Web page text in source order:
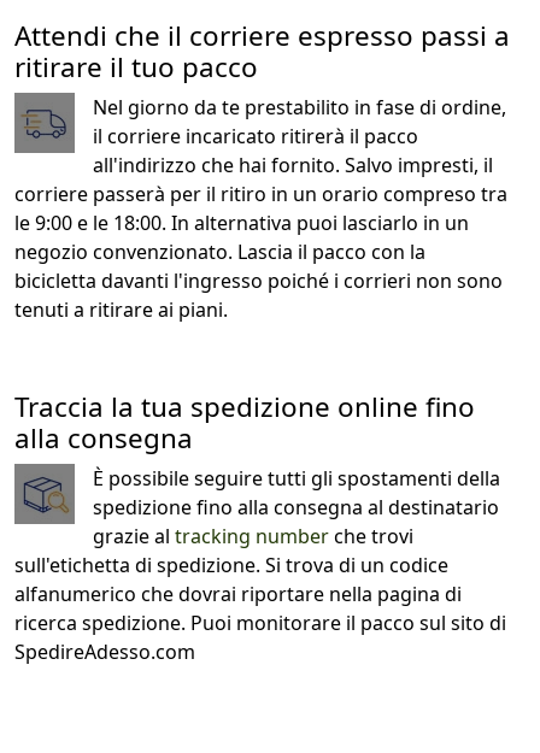
Attendi che il corriere espresso passi a
ritirare il tuo pacco
Nel giorno da te prestabilito in fase di ordine,
il corriere incaricato ritirerà il pacco
all'indirizzo che hai fornito. Salvo impresti, il
corriere passerà per il ritiro in un orario compreso tra
le 9:00 e le 18:00. In alternativa puoi lasciarlo in un
negozio convenzionato. Lascia il pacco con la
bicicletta davanti l'ingresso poiché i corrieri non sono
tenuti a ritirare ai piani.
Traccia la tua spedizione online fino
alla consegna
È possibile seguire tutti gli spostamenti della
spedizione fino alla consegna al destinatario
grazie al tracking numberche trovi
sull'etichetta di spedizione. Si trova di un codice
alfanumerico che dovrai riportare nella pagina di
ricerca spedizione. Puoi monitorare il pacco sul sito di
SpedireAdesso.com